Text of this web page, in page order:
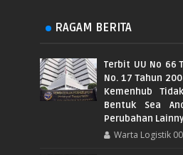
RAGAM BERITA
Terbit UU No 66
No. 17 Tahun
Kemenhub
Bentuk Sea
Perubahan
Warta Logistik